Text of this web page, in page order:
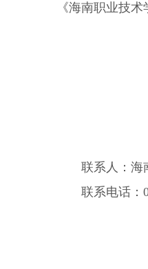
《海南职业技
联系人：海
联系电话：